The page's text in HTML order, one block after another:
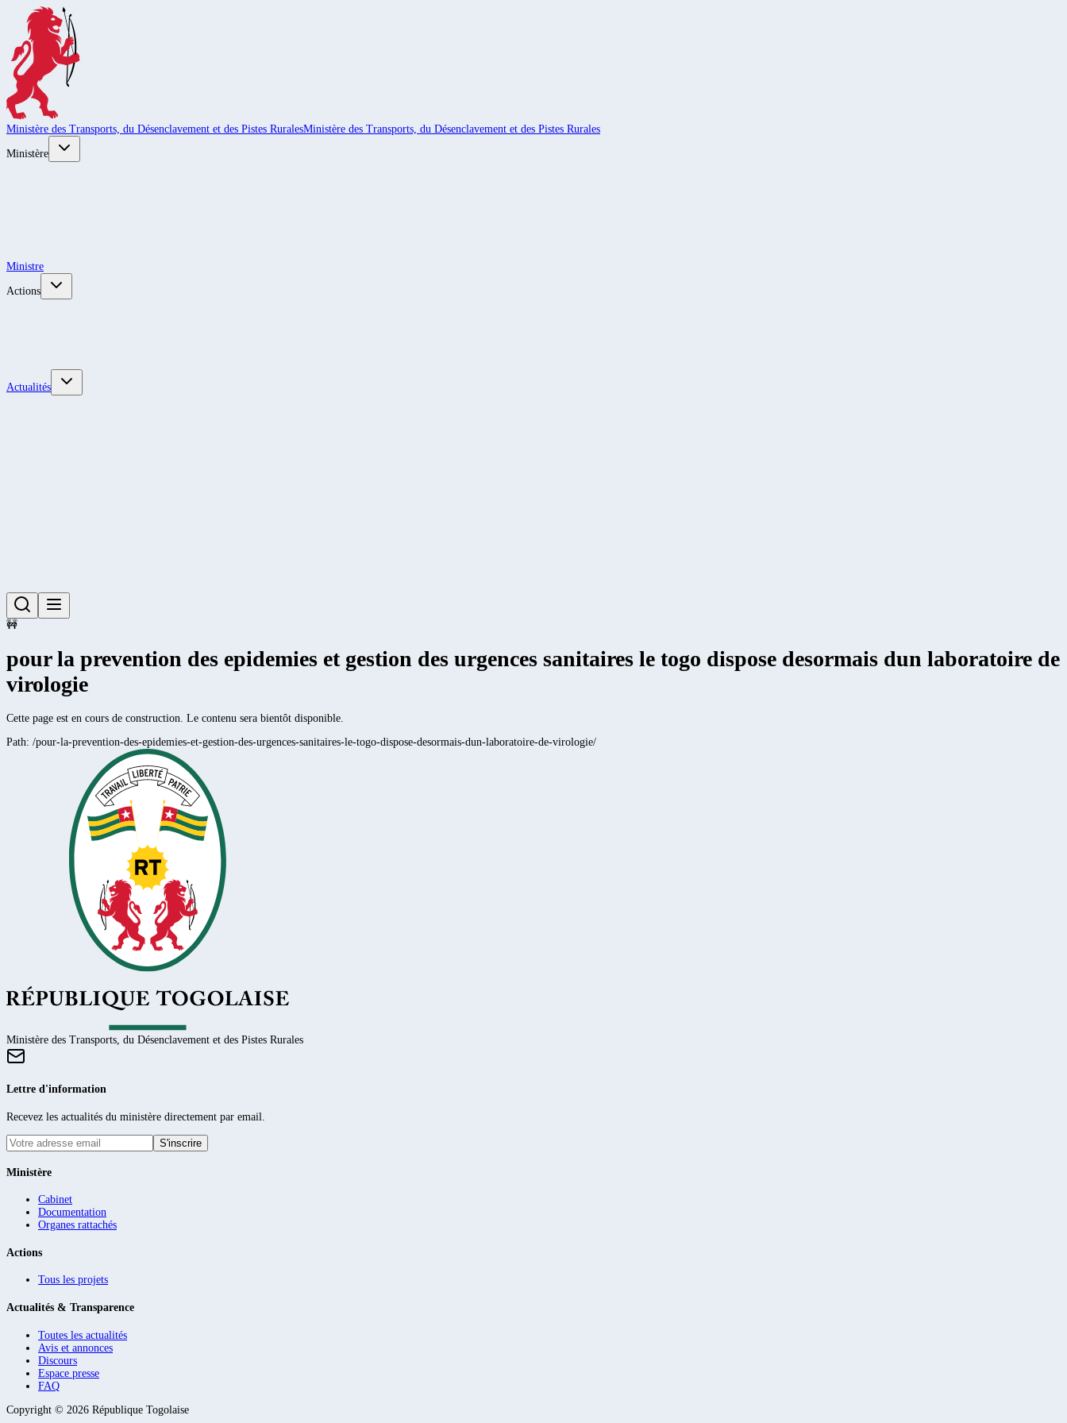
Ministère des Transports, du Désenclavement et des Pistes RuralesMinistère des Transports, du Désenclavement et des Pistes Rurales
Ministère
Ministre
Actions
Actualités
🚧
pour la prevention des epidemies et gestion des urgences sanitaires le togo dispose desormais dun laboratoire de
virologie
Cette page est en cours de construction. Le contenu sera bientôt disponible.
Path: /pour-la-prevention-des-epidemies-et-gestion-des-urgences-sanitaires-le-togo-dispose-desormais-dun-laboratoire-de-virologie/
Ministère des Transports, du Désenclavement et des Pistes Rurales
Lettre d'information
Recevez les actualités du ministère directement par email.
S'inscrire
Ministère
Cabinet
Documentation
Organes rattachés
Actions
Tous les projets
Actualités & Transparence
Toutes les actualités
Avis et annonces
Discours
Espace presse
FAQ
Copyright © 2026 République Togolaise